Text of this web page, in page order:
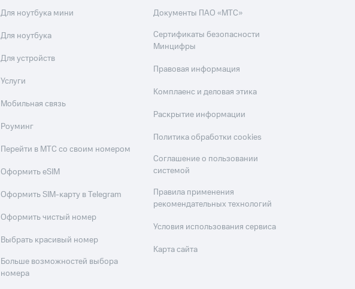
Для ноутбука мини
Для ноутбука
Для устройств
Услуги
Мобильная связь
Роуминг
Перейти в МТС со своим номером
Оформить eSIM
Оформить SIM-карту в Telegram
Оформить чистый номер
Выбрать красивый номер
Больше возможностей выбора
номера
Документы ПАО «МТС»
Сертификаты безопасности
Минцифры
Правовая информация
Комплаенс и деловая этика
Раскрытие информации
Политика обработки cookies
Соглашение о пользовании
системой
Правила применения
рекомендательных технологий
Условия использования сервиса
Карта сайта